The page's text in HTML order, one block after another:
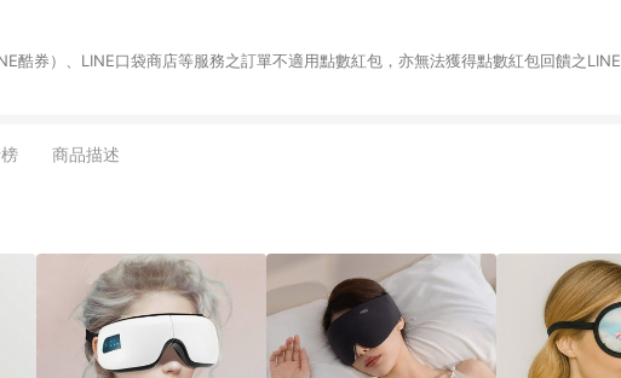
酷券）、LINE口袋商店等服務之訂單不適用點數紅包，亦無法獲得點數紅包回饋之LINE
商品描述